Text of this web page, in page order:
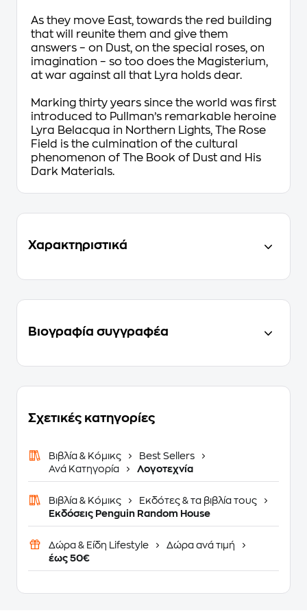
As they move East, towards the red building
that will reunite them and give them
answers – on Dust, on the special roses, on
imagination – so too does the Magisterium,
at war against all that Lyra holds dear.
Marking thirty years since the world was first
introduced to Pullman’s remarkable heroine
Lyra Belacqua in Northern Lights, The Rose
Field is the culmination of the cultural
phenomenon of The Book of Dust and His
Dark Materials.
Χαρακτηριστικά
Βιογραφία συγγραφέα
Σχετικές κατηγορίες
Βιβλία & Κόμικς
Best Sellers
Ανά Κατηγορία
Λογοτεχνία
Βιβλία & Κόμικς
Εκδότες & τα βιβλία τους
Εκδόσεις Penguin Random House
Δώρα & Είδη Lifestyle
Δώρα ανά τιμή
έως 50€